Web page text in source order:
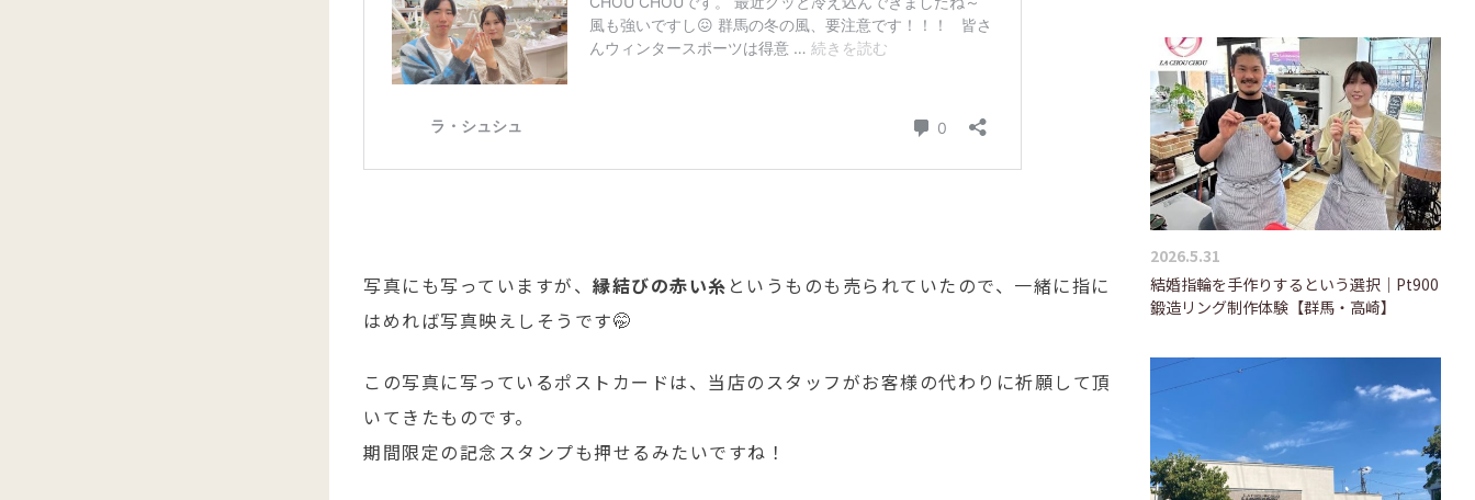
写真にも写っていますが、縁結びの赤い糸 というものも売られていたので、一緒に指に
はめれば写真映えしそうです🤭
この写真に写っているポストカードは、当店のスタッフがお客様の代わりに祈願して頂
いてきたものです。
期間限定の記念スタンプも押せるみたいですね！
2026.5.31
結婚指輪を手作りするという選択｜Pt900
鍛造リング制作体験【群馬・高崎】